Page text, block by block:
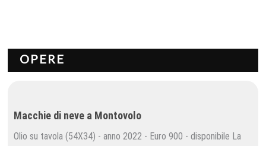
OPERE
Macchie di neve a Montovolo
Olio su tavola (54X34) - anno 2022 - Euro 900 - disponibile La